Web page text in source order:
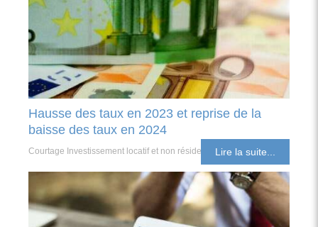
Hausse des taux en 2023 et reprise de la
baisse des taux en 2024
Courtage Investissement locatif et non résident Lire la suite...